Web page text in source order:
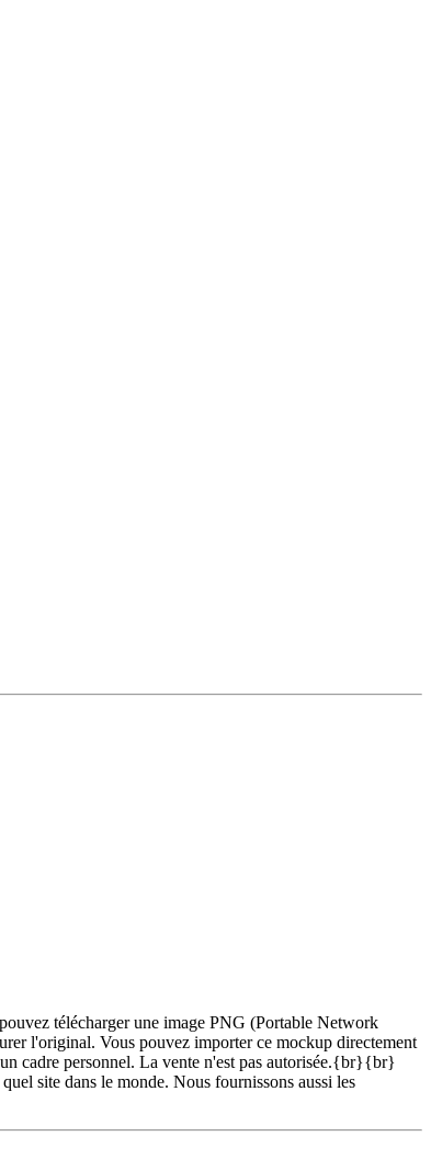
télécharger une image PNG (Portable Network
l'original. Vous pouvez importer ce mockup directement
cadre personnel. La vente n'est pas autorisée.{br}{br}
site dans le monde. Nous fournissons aussi les